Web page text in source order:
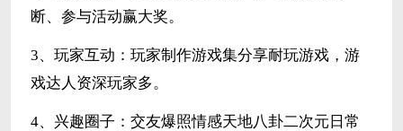
断、参与活动赢大奖。
3、玩家互动：玩家制作游戏集分享耐玩游戏，游
戏达人资深玩家多。
4、兴趣圈子：交友爆照情感天地八卦二次元日常